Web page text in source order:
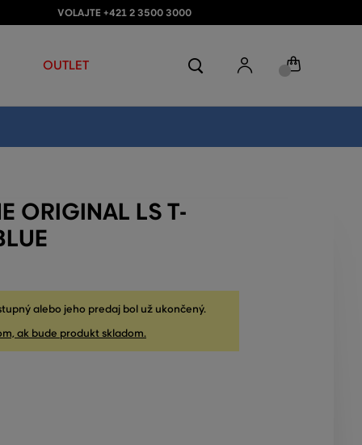
VOLAJTE +421 2 3500 3000
OUTLET
ORIGINAL LS T-
alebo jeho predaj bol už ukončený.
ak bude produkt skladom.